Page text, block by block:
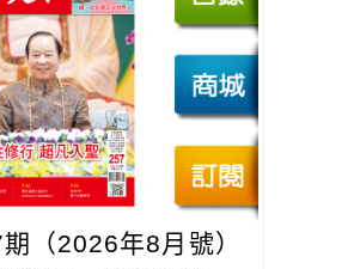
（2026年8月號）